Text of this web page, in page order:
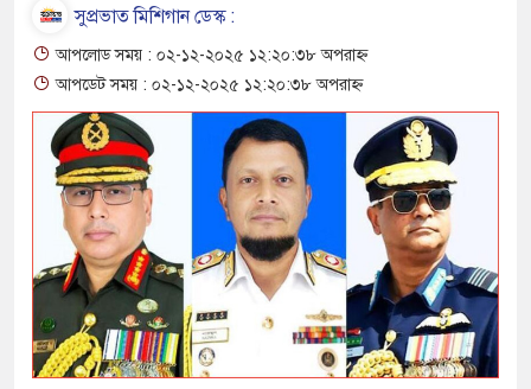
সুপ্রভাত মিশিগান ডেস্ক :
আপলোড সময় : ০২-১২-২০২৫ ১২:২০:৩৮ অপরাহ্ন
আপডেট সময় : ০২-১২-২০২৫ ১২:২০:৩৮ অপরাহ্ন